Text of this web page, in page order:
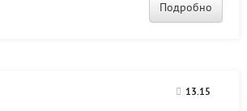
Подробно
13.15